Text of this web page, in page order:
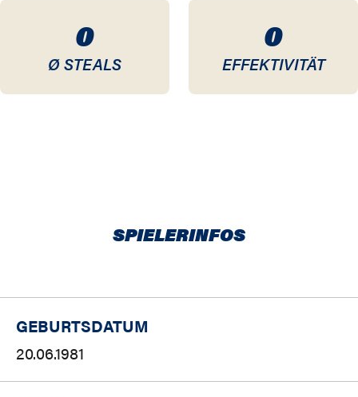
0
Ø STEALS
0
EFFEKTIVITÄT
SPIELERINFOS
GEBURTSDATUM
20.06.1981